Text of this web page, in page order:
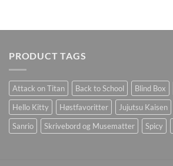
PRODUCT TAGS
Attack on Titan Back to School Blind Box
Hello Kitty
Høstfavoritter Jujutsu Kaisen
Sanrio
Skrivebord og Musematter Spicy